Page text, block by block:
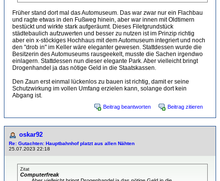
Früher stand dort mal das Automuseum. Das war zwar nur ein Flachbau
und ragte etwas in den Fußweg hinein, aber war innen mit Oldtimern
bestückt und wirkte stark aufgeräumt. Dieses Filetgrundstück
städtebaulich aufzuwerten und besser zu nutzen ist im Prinzip richtig
aber ein x-stöckiges Hochhaus mit dem Automuseum integriert und noch
den "drob in" im Keller wäre eleganter gewesen. Stattdessen wurde die
Besitzerin des Automuseums rausgeekelt, musste die Sachen irgendwo
einlagern. Stattdessen nun dieser elegante Park. Aber vielleicht bringt
Drogenhandel ja das nötige Geld in die Staatskassen.
Den Zaun erst einmal lückenlos zu bauen ist richtig, damit er seine
Schutzwirkung im vollen Umfang erzielen kann, solange dort kein
Abgang ist.
Beitrag beantworten Beitrag zitieren
oskar92
Re: Gutachten: Hauptbahnhof platzt aus allen Nähten
25.07.2023 22:18
Zitat
Computerfreak